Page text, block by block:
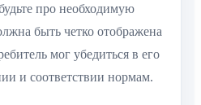
про необходимую
быть четко отображена
мог убедиться в его
и соответствии нормам.